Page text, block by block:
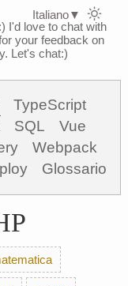
I'd love to chat with
your feedback on
Let's chat:)
TypeScript
SQL
Vue
Webpack
Glossario
Italiano▼